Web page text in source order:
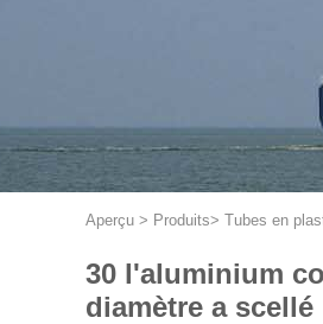
Aperçu > Produits> Tubes en
30 l'aluminium
diamètre a scellé